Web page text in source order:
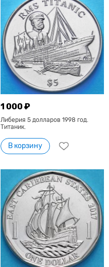
1 000 ₽
Либерия 5 долларов 1998 год.
Титаник.
В корзину